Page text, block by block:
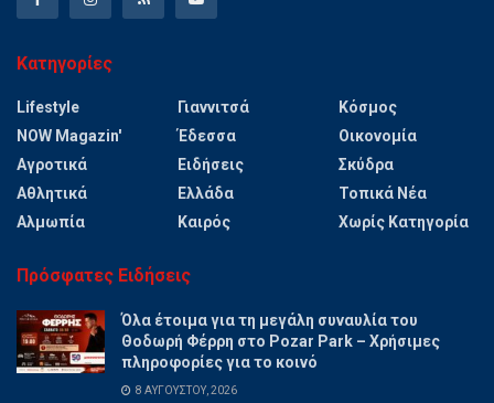
Κατηγορίες
Lifestyle
NOW Magazin'
Αγροτικά
Αθλητικά
Αλμωπία
Γιαννιτσά
Έδεσσα
Ειδήσεις
Ελλάδα
Καιρός
Κόσμος
Οικονομία
Σκύδρα
Τοπικά Νέα
Χωρίς Κατηγορία
Πρόσφατες Ειδήσεις
Όλα έτοιμα για τη μεγάλη συναυλία του
Θοδωρή Φέρρη στο Pozar Park – Χρήσιμες
πληροφορίες για το κοινό
8 ΑΥΓΟΎΣΤΟΥ, 2026